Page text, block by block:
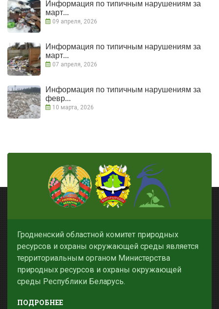
Информация по типичным нарушениям за
март...
09 апреля, 2026
Информация по типичным нарушениям за
март...
07 апреля, 2026
Информация по типичным нарушениям за
февр...
10 марта, 2026
Гродненский областной комитет природных
ресурсов и охраны окружающей среды является
территориальным органом Министерства
природных ресурсов и охраны окружающей
среды Республики Беларусь.
ПОДРОБНЕЕ